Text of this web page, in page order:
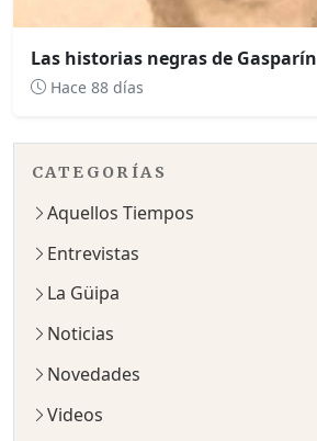
Las historias negras de Gasparín
Hace 88 días
CATEGORÍAS
Aquellos Tiempos
Entrevistas
La Güipa
Noticias
Novedades
Videos